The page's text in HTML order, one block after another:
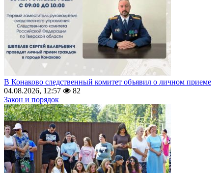
В Конаково следственный комитет объявил о личном приеме
04.08.2026, 12:57
82
Закон и порядок